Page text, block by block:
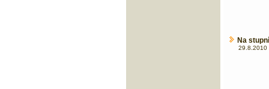
Na
29.8.2010